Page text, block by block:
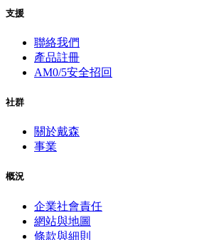
支援
聯絡我們
產品註冊
AM0/5安全招回
社群
關於戴森
事業
概況
企業社會責任
網站與地圖
條款與細則